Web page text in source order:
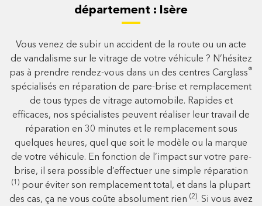
département : Isère
Vous venez de subir un accident de la route ou un acte
de vandalisme sur le vitrage de votre véhicule ? N’hésitez
pas à prendre rendez-vous dans un des centres Carglass®
spécialisés en réparation de pare-brise et remplacement
de tous types de vitrage automobile. Rapides et
efficaces, nos spécialistes peuvent réaliser leur travail de
réparation en 30 minutes et le remplacement sous
quelques heures, quel que soit le modèle ou la marque
de votre véhicule. En fonction de l’impact sur votre pare-
brise, il sera possible d’effectuer une simple réparation
(1) pour éviter son remplacement total, et dans la plupart
des cas, ça ne vous coûte absolument rien (2). Si vous avez